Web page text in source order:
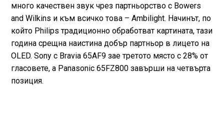
много качествен звук чрез партньорство с Bowers
and Wilkins и към всичко това – Ambilight. Начинът, по
който Philips традиционно обработват картината, тази
година срещна наистина добър партньор в лицето на
OLED. Sony с Bravia 65AF9 зае третото място с 28% от
гласовете, а Panasonic 65FZ800 завърши на четвърта
позиция.